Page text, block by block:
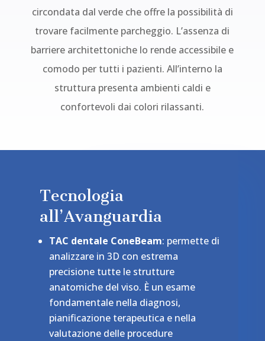
circondata dal verde che offre la possibilità di
trovare facilmente parcheggio. L’assenza di
barriere architettoniche lo rende accessibile e
comodo per tutti i pazienti. All’interno la
struttura presenta ambienti caldi e
confortevoli dai colori rilassanti.
Tecnologia
all’Avanguardia
TAC dentale ConeBeam: permette di
analizzare in 3D con estrema
precisione tutte le strutture
anatomiche del viso. È un esame
fondamentale nella diagnosi,
pianificazione terapeutica e nella
valutazione delle procedure